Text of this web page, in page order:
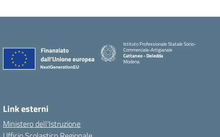
Istituto Professionale Statale Socio-
Commerciale-Artigianale
Cattaneo - Deledda
Modena
Link esterni
Ministero dell'Istruzione